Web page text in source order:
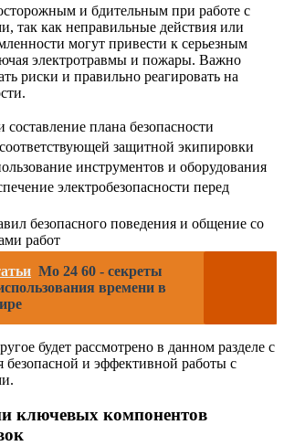
и бдительным при работе с
так как неправильные действия или
могут привести к серьезным
электротравмы и пожары. Важно
риски и правильно реагировать на
плана безопасности
защитной экипировки
инструментов и оборудования
электробезопасности перед
безопасного поведения и общение со
работ
Мо 24 60 - секреты
времени в
будет рассмотрено в данном разделе с
безопасной и эффективной работы с
ключевых компонентов